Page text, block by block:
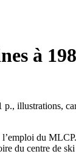
à
illustrations,
du
du centre de